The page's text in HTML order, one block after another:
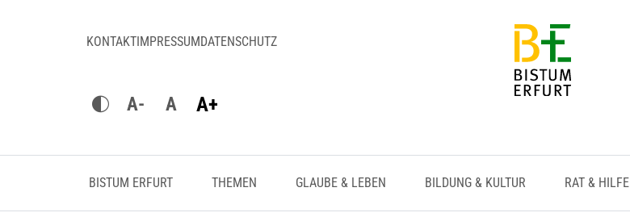
KONTAKTIMPRESSUMDATENSCHUTZ
A- A A+
BISTUM ERFURT THEMEN GLAUBE & LEBEN BILDUNG & KULTUR RAT & HILFE